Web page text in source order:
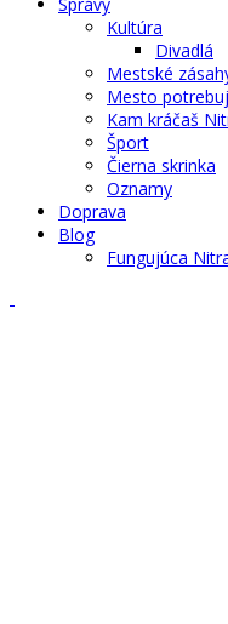
Kultúra
Divadlá
Mestské
Mesto
Kam kráčaš
Šport
Čierna skrinka
Oznamy
Doprava
Blog
Fungujúca